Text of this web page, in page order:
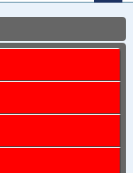
ップ